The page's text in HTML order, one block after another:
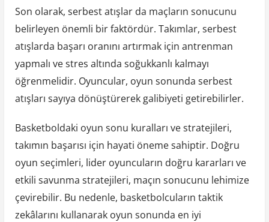
Son olarak, serbest atışlar da maçların sonucunu
belirleyen önemli bir faktördür. Takımlar, serbest
atışlarda başarı oranını artırmak için antrenman
yapmalı ve stres altında soğukkanlı kalmayı
öğrenmelidir. Oyuncular, oyun sonunda serbest
atışları sayıya dönüştürerek galibiyeti getirebilirler.
Basketboldaki oyun sonu kuralları ve stratejileri,
takımın başarısı için hayati öneme sahiptir. Doğru
oyun seçimleri, lider oyuncuların doğru kararları ve
etkili savunma stratejileri, maçın sonucunu lehimize
çevirebilir. Bu nedenle, basketbolcuların taktik
zekâlarını kullanarak oyun sonunda en iyi